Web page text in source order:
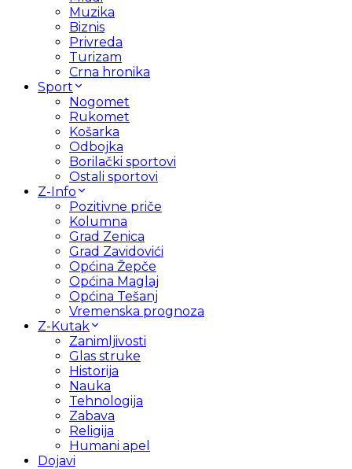
Muzika
Biznis
Privreda
Turizam
Crna hronika
Sport
Nogomet
Rukomet
Košarka
Odbojka
Borilački sportovi
Ostali sportovi
Z-Info
Pozitivne priče
Kolumna
Grad Zenica
Grad Zavidovići
Općina Žepče
Općina Maglaj
Općina Tešanj
Vremenska prognoza
Z-Kutak
Zanimljivosti
Glas struke
Historija
Nauka
Tehnologija
Zabava
Religija
Humani apel
Dojavi